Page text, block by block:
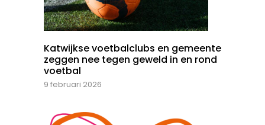
Katwijkse voetbalclubs en gemeente
zeggen nee tegen geweld in en rond
voetbal
9 februari 2026